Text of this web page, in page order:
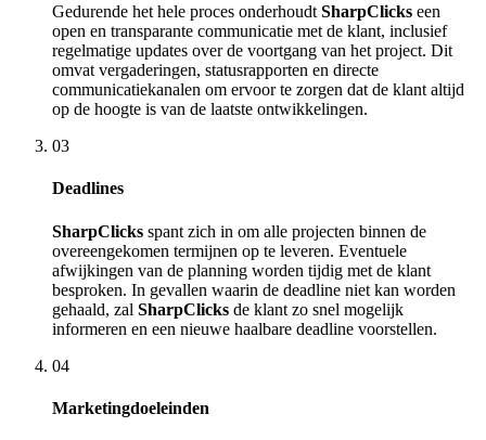
Gedurende het hele proces onderhoudt SharpClicks een
open en transparante communicatie met de klant, inclusief
regelmatige updates over de voortgang van het project. Dit
omvat vergaderingen, statusrapporten en directe
communicatiekanalen om ervoor te zorgen dat de klant altijd
op de hoogte is van de laatste ontwikkelingen.
03
Deadlines
SharpClicks spant zich in om alle projecten binnen de
overeengekomen termijnen op te leveren. Eventuele
afwijkingen van de planning worden tijdig met de klant
besproken. In gevallen waarin de deadline niet kan worden
gehaald, zal SharpClicks de klant zo snel mogelijk
informeren en een nieuwe haalbare deadline voorstellen.
04
Marketingdoeleinden